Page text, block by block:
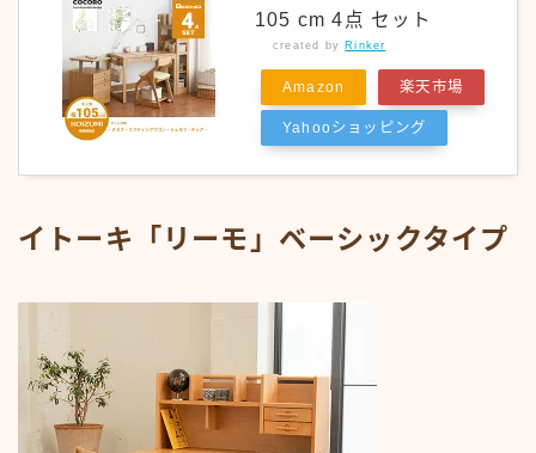
105 cm 4点 セット
created by Rinker
Amazon 楽天市場
Yahooショッピング
イトーキ「リーモ」ベーシックタイプ